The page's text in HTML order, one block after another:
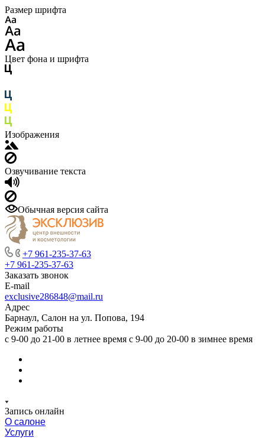
Размер шрифта
Цвет фона и шрифта
Изображения
Озвучивание текста
Обычная версия сайта
+7 961-235-37-63
+7 961-235-37-63
Заказать звонок
E-mail
exclusive286848@mail.ru
Адрес
Барнаул, Салон на ул. Попова, 194
Режим работы
с 9-00 до 21-00 в летнее время с 9-00 до 20-00 в зимнее время
Запись онлайн
О салоне
Услуги